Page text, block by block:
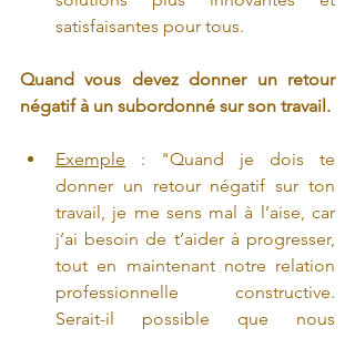
satisfaisantes pour tous.
Quand vous devez donner un retour
négatif à un subordonné sur son travail.
Exemple : "Quand je dois te
donner un retour négatif sur ton
travail, je me sens mal à l’aise, car
j’ai besoin de t’aider à progresser,
tout en maintenant notre relation
professionnelle constructive.
Serait-il possible que nous